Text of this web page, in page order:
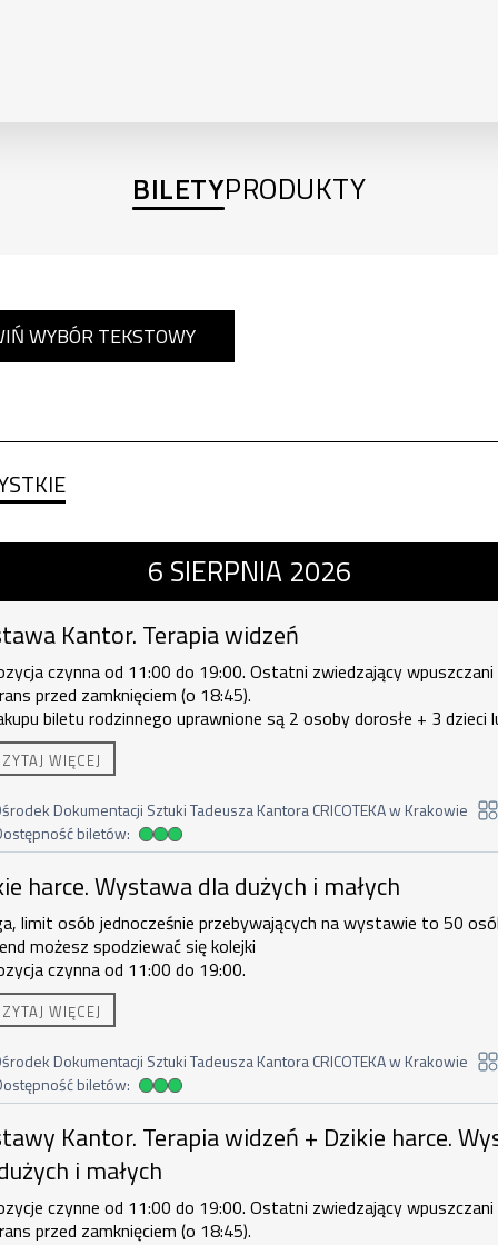
BILETYPRODUKTY
WYBÓR TEKSTOWY
Terapia widzeń , 6 sierpnia
6 SIERPNIA 2026
Kantor. Terapia widzeń
czynna od 11:00 do 19:00. Ostatni zwiedzający
przed zamknięciem (o 18:45).
biletu rodzinnego uprawnione są 2 osoby dorosłe + 3 dzieci
+ 4 dzieci.
WIĘCEJ
Dokumentacji Sztuki Tadeusza Kantora CRICOTEKA w Krakowie
biletów:
biletów
Wystawa dla dużych i małych , 6
harce. Wystawa dla dużych i małych
limit osób jednocześnie przebywających na wystawie to 50
możesz spodziewać się kolejki
czynna od 11:00 do 19:00.
biletu rodzinnego uprawnione są
+ 4 dzieci.
WIĘCEJ
Dokumentacji Sztuki Tadeusza Kantora CRICOTEKA w Krakowie
biletów:
biletów
Terapia widzeń + Dzikie
Kantor. Terapia widzeń + Dzikie harce.
i małych
czynne od 11:00 do 19:00. Ostatni zwiedzający
przed zamknięciem (o 18:45).